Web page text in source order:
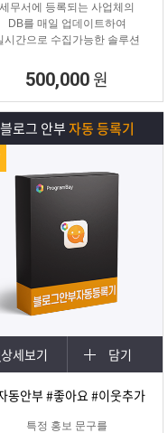
세무서에 등록되는 사업체의
DB를 매일 업데이트하여
시간으로 수집가능한 솔루션
500,000 원
블로그 안부자동 등록기
상세보기 담기
동안부 #좋아요 #이웃추가
특정 홍보 문구를